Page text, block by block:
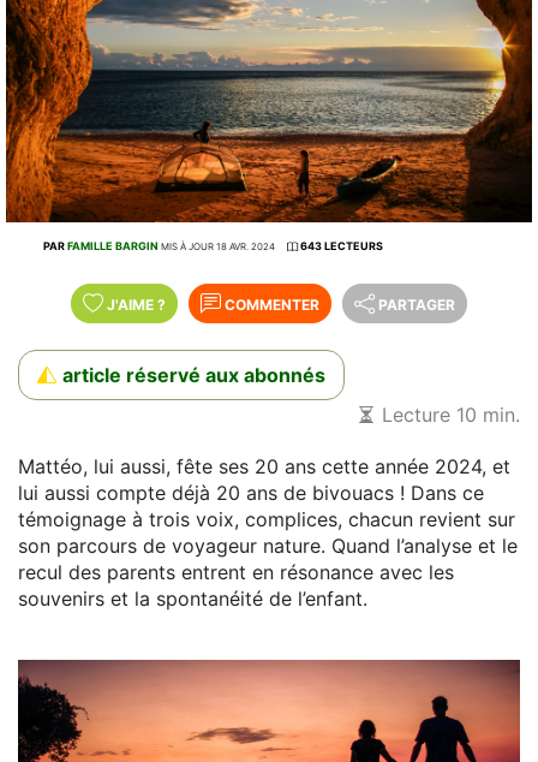
PARFAMILLE BARGIN MIS À JOUR 18 AVR. 2024 643 LECTEURS
J'AIME ? COMMENTER PARTAGER
article réservé aux abonnés
Lecture 10 min.
Mattéo, lui aussi, fête ses 20 ans cette année 2024, et
lui aussi compte déjà 20 ans de bivouacs ! Dans ce
témoignage à trois voix, complices, chacun revient sur
son parcours de voyageur nature. Quand l’analyse et le
recul des parents entrent en résonance avec les
souvenirs et la spontanéité de l’enfant.